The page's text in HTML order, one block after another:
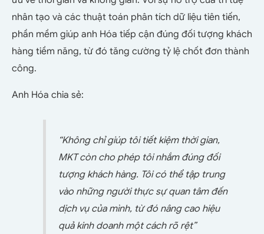
nhân tạo và các thuật toán phân tích dữ liệu tiên tiến,
phần mềm giúp anh Hóa tiếp cận đúng đối tượng khách
hàng tiềm năng, từ đó tăng cường tỷ lệ chốt đơn thành
công.
Anh Hóa chia sẻ:
“Không chỉ giúp tôi tiết kiệm thời gian,
MKT còn cho phép tôi nhắm đúng đối
tượng khách hàng. Tôi có thể tập trung
vào những người thực sự quan tâm đến
dịch vụ của mình, từ đó nâng cao hiệu
quả kinh doanh một cách rõ rệt”